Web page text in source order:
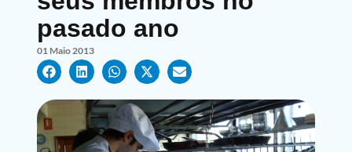
pasado ano
01 Maio 2013